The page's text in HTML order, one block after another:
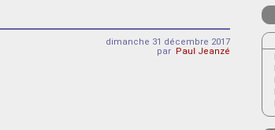
dimanche 31 décembre 2017
par Paul Jeanzé